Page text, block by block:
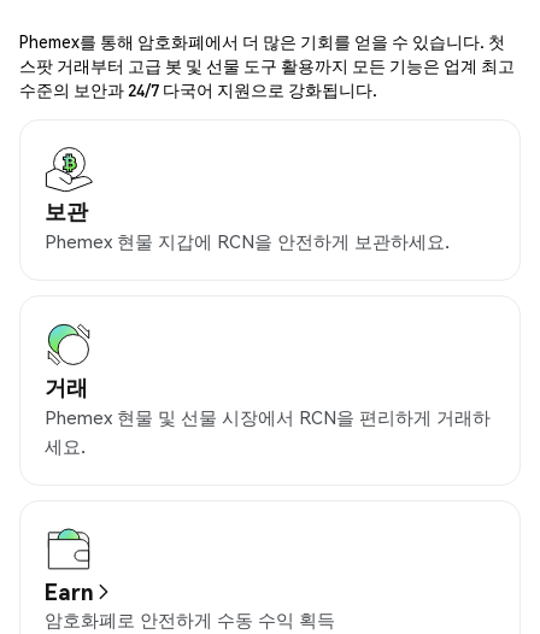
Phemex를 통해 암호화폐에서 더 많은 기회를 얻을 수 있습니다. 첫
스팟 거래부터 고급 봇 및 선물 도구 활용까지 모든 기능은 업계 최고
수준의 보안과 24/7 다국어 지원으로 강화됩니다.
보관
Phemex 현물 지갑에 RCN을 안전하게 보관하세요.
거래
Phemex 현물 및 선물 시장에서 RCN을 편리하게 거래하
세요.
Earn
암호화폐로 안전하게 수동 수익 획득